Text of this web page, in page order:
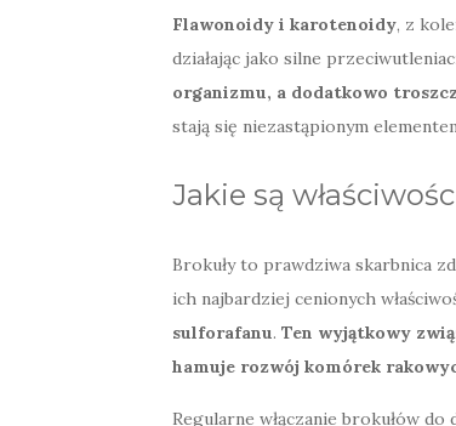
Flawonoidy i karotenoidy, z
działając jako silne
organizmu, a dodatkowo
stają się niezastąpionym
Jakie są
Brokuły to prawdziwa skarbnica
ich najbardziej cenionych
sulforafanu. Ten wyjątkowy
hamuje rozwój komórek
Regularne włączanie brokułów